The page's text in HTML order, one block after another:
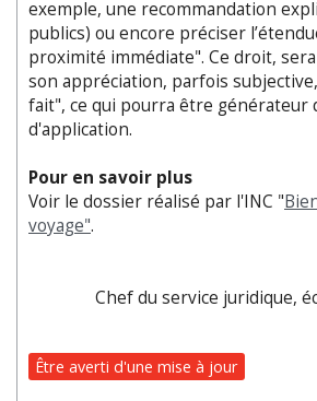
exemple, une recommandation
publics) ou encore préciser
proximité immédiate". Ce droit,
son appréciation, parfois
fait", ce qui pourra être générateur
d'application.
Pour en savoir plus
Voir le dossier réalisé par l'INC "
voyage".
Chef du service juridique,
Être averti d'une mise à jour